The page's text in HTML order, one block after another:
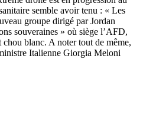
semble avoir tenu : « Les
groupe dirigé par Jordan
souveraines » où siège l’AFD,
blanc. A noter tout de même,
Italienne Giorgia Meloni